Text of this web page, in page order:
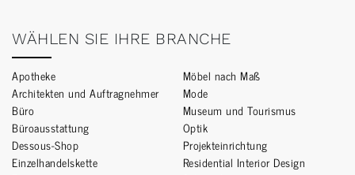
WÄHLEN SIE IHRE BRANCHE
Apotheke
Architekten und Auftragnehmer
Büro
Büroausstattung
Dessous-Shop
Einzelhandelskette
Möbel nach Maß
Mode
Museum und Tourismus
Optik
Projekteinrichtung
Residential Interior Design